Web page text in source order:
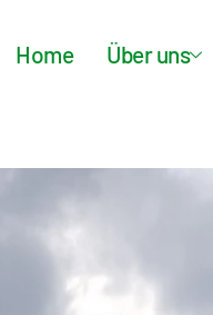
Home Über uns